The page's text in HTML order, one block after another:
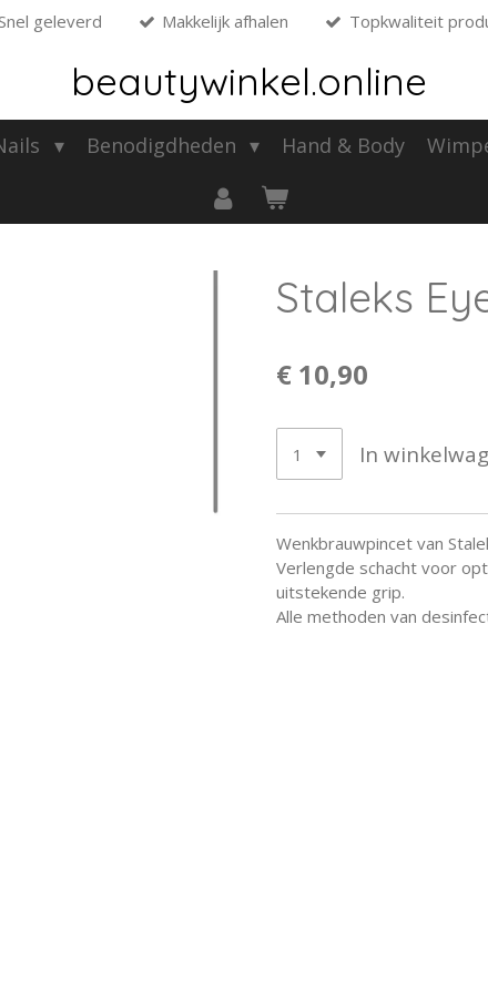
geleverd Makkelijk afhalen Topkwaliteit
beautywinkel.online
Benodigdheden Hand & Body
Staleks
€ 10,90
In
Wenkbrauwpincet van
Verlengde schacht voor
uitstekende grip.
Alle methoden van